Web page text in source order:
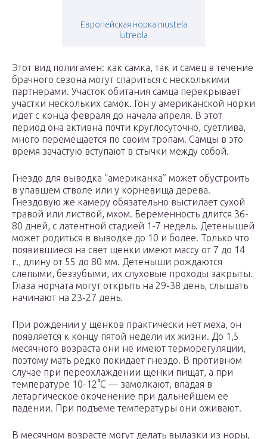
Европейская норка mustela
lutreola
Этот вид полигамен: как самка, так и самец в течение
брачного сезона могут спариться с несколькими
партнерами. Участок обитания самца перекрывает
участки нескольких самок. Гон у американской норки
идет с конца февраля до начала апреля. В этот
период она активна почти круглосуточно, суетлива,
много перемещается по своим тропам. Самцы в это
время зачастую вступают в стычки между собой.
Гнездо для выводка “американка” может обустроить
в упавшем стволе или у корневища дерева.
Гнездовую же камеру обязательно выстилает сухой
травой или листвой, мхом. Беременность длится 36-
80 дней, с латентной стадией 1-7 недель. Детенышей
может родиться в выводке до 10 и более. Только что
появившиеся на свет щенки имеют массу от 7 до 14
г., длину от 55 до 80 мм. Детеныши рождаются
слепыми, беззубыми, их слуховые проходы закрыты.
Глаза норчата могут открыть на 29-38 день, слышать
начинают на 23-27 день.
При рождении у щенков практически нет меха, он
появляется к концу пятой недели их жизни. До 1,5
месячного возраста они не имеют терморегуляции,
поэтому мать редко покидает гнездо. В противном
случае при переохлаждении щенки пищат, а при
температуре 10-12°С — замолкают, впадая в
летаргическое окоченение при дальнейшем ее
падении. При подъеме температуры они оживают.
В месячном возрасте могут делать вылазки из норы,